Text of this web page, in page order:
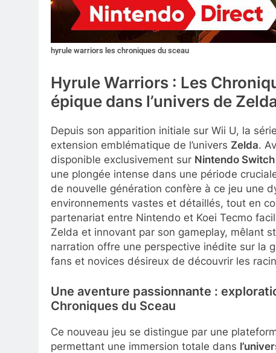
hyrule warriors les chroniques du sceau
Hyrule Warriors : Les
épique dans l’univers de
Depuis son apparition initiale sur Wii U, la série
extension emblématique de l’univers Zelda.
disponible exclusivement sur Nintendo
une plongée intense dans une période
de nouvelle génération confère à ce jeu une
environnements vastes et détaillés, tout en
partenariat entre Nintendo et Koei Tecmo
Zelda et innovant par son gameplay, mêlant
narration offre une perspective inédite sur la
fans et novices désireux de découvrir les
Une aventure passionnante :
Chroniques du Sceau
Ce nouveau jeu se distingue par une
permettant une immersion totale dans